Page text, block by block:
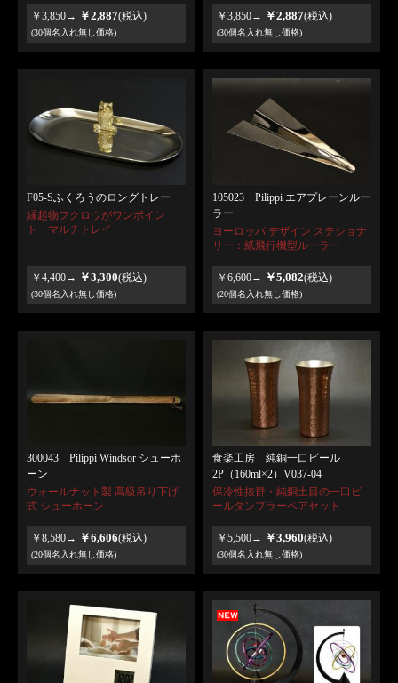
￥3,850→ ￥2,887(税込)
(30個名入れ無し価格)
￥3,850→ ￥2,887(税込)
(30個名入れ無し価格)
F05-Sふくろうのロングトレー
縁起物フクロウがワンポイン
ト マルチトレイ
￥4,400→ ￥3,300(税込)
(30個名入れ無し価格)
105023 Pilippi エアプレーンルー
ラー
ヨーロッパ デザイン ステショナ
リー：紙飛行機型ルーラー
￥6,600→ ￥5,082(税込)
(20個名入れ無し価格)
300043 Pilippi Windsor シューホ
ーン
ウォールナット製 高級吊り下げ
式 シューホーン
￥8,580→ ￥6,606(税込)
(20個名入れ無し価格)
食楽工房 純銅一口ビール
2P（160ml×2）V037-04
保冷性抜群・純銅土目の一口ビ
ールタンブラーペアセット
￥5,500→ ￥3,960(税込)
(30個名入れ無し価格)